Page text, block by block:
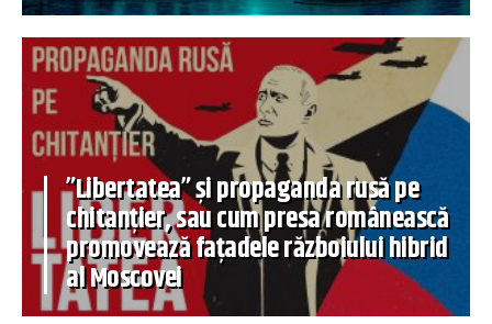
”Libertatea” și propaganda rusă pe
chitanțier, sau cum presa românească
promovează fațadele războiului hibrid
al Moscovei